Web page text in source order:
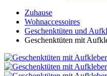
Zuhause
Wohnaccessoires
Geschenktüten und
Geschenktüten mit